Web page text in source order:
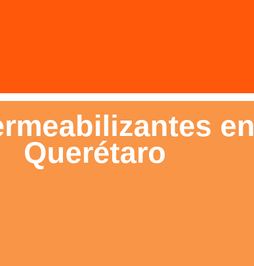
en
Querétaro